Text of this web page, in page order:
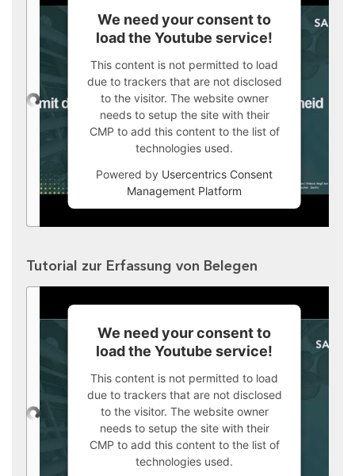
We need your consent to
load the Youtube service!
This content is not permitted to load
due to trackers that are not disclosed
to the visitor. The website owner
needs to setup the site with their
CMP to add this content to the list of
technologies used.
Powered by Usercentrics Consent
Management Platform
Tutorial zur Erfassung von Belegen
We need your consent to
load the Youtube service!
This content is not permitted to load
due to trackers that are not disclosed
to the visitor. The website owner
needs to setup the site with their
CMP to add this content to the list of
technologies used.